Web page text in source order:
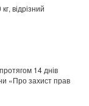
відрізний
14 днів
«Про захист прав